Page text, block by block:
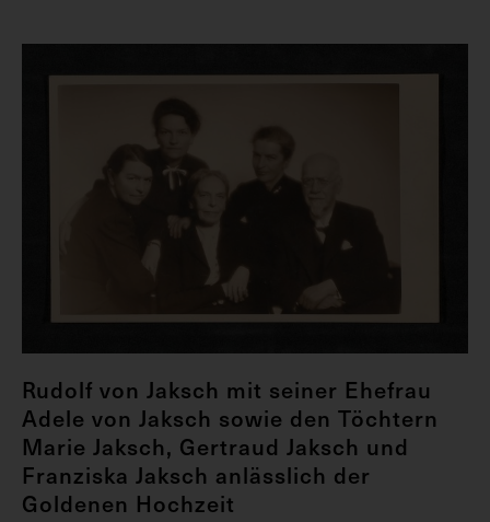
Rudolf von Jaksch mit seiner Ehefrau
Adele von Jaksch sowie den Töchtern
Marie Jaksch, Gertraud Jaksch und
Franziska Jaksch anlässlich der
Goldenen Hochzeit